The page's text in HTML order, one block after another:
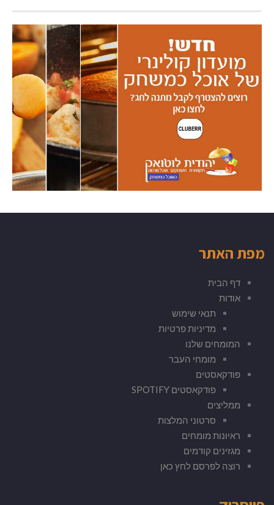
מפת האתר
דף הבית
אודות
תנאי שימוש
מדיניות פרטיות
המומחים שלנו
מומחי העבר
פודקאסטים
פודקאסטים SPOTIFY
ממליצים
סרטוני המלצות
ראיונות מומחים
מגזינים קודמים
רוצה לפרסם לחץ כאן